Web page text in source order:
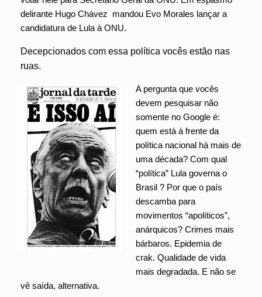
delirante Hugo Chávez mandou Evo Morales lançar a
candidatura de Lula à ONU.
Decepcionados com essa política vocês estão nas
ruas.
A pergunta que vocês
devem pesquisar não
somente no Google é:
quem está à frente da
política nacional há mais de
uma década? Com qual
“política” Lula governa o
Brasil ? Por que o país
descamba para
movimentos “apolíticos”,
anárquicos? Crimes mais
bárbaros. Epidemia de
crak. Qualidade de vida
mais degradada. E não se
vê saída, alternativa.